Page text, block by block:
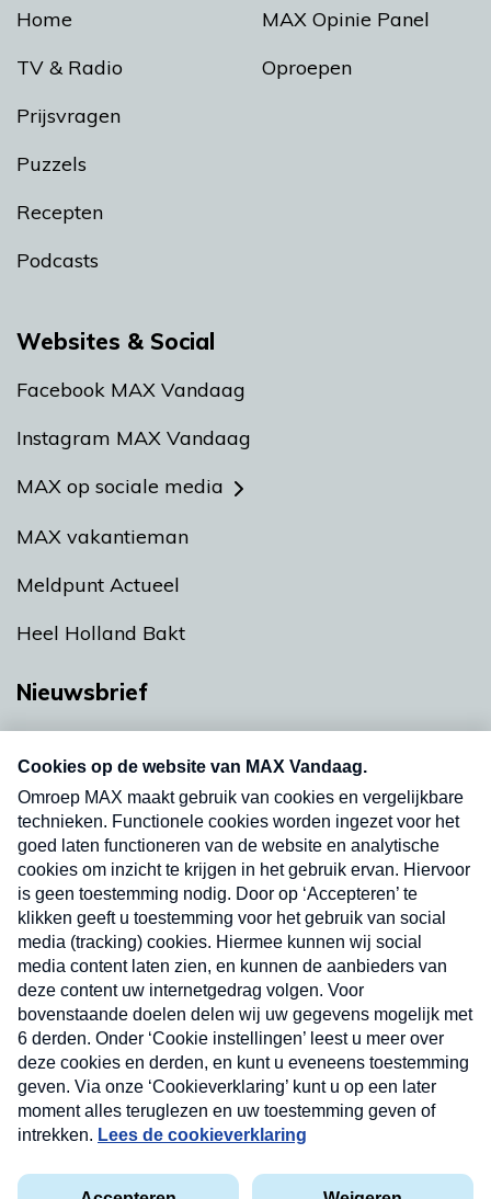
Home
TV & Radio
Prijsvragen
Puzzels
Recepten
Podcasts
MAX Opinie Panel
Oproepen
Websites & Social
Facebook MAX Vandaag
Instagram MAX Vandaag
MAX op sociale media
MAX vakantieman
Meldpunt Actueel
Heel Holland Bakt
Nieuwsbrief
nieuwsbrief. Elke vrijdag- en dinsdagochtend in
uw mailbox.
Verzend
Privacyverklaring
Cookieverklaring
Nieuwsbrief
Neem hier een gratis abonnement op onze
nieuwsbrief. Elke vrijdag- en dinsdagochtend in uw